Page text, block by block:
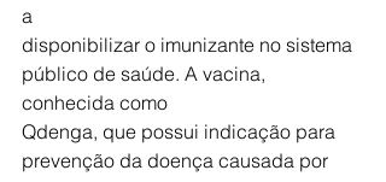
a
disponibilizar o imunizante no sistema
público de saúde. A vacina,
conhecida como
Qdenga, que possui indicação para
prevenção da doença causada por